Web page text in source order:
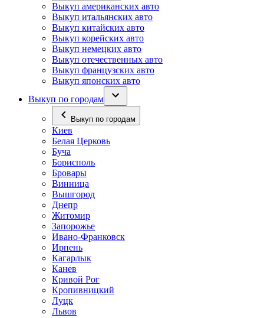
Выкуп американских авто
Выкуп итальянских авто
Выкуп китайских авто
Выкуп корейских авто
Выкуп немецких авто
Выкуп отечественных авто
Выкуп французских авто
Выкуп японских авто
Выкуп по городам
Выкуп по городам
Киев
Белая Церковь
Буча
Борисполь
Бровары
Винница
Вышгород
Днепр
Житомир
Запорожье
Ивано-Франковск
Ирпень
Кагарлык
Канев
Кривой Рог
Кропивницкий
Луцк
Львов